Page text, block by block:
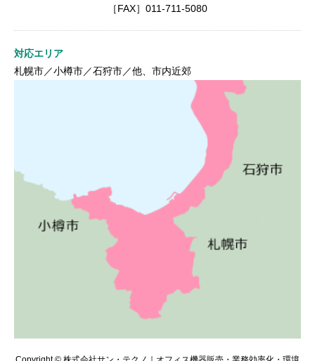
［FAX］011-711-5080
対応エリア
札幌市／小樽市／石狩市／他、市内近郊